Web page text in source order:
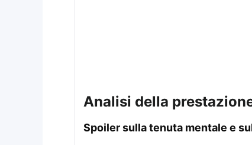
analisi della
spoiler sulla tenuta mentale e